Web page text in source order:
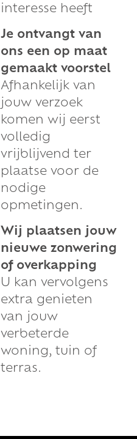
interesse heeft
Je ontvangt van
ons een op maat
gemaakt voorstel
Afhankelijk van
jouw verzoek
komen wij eerst
volledig
vrijblijvend ter
plaatse voor de
nodige
opmetingen.
Wij plaatsen jouw
nieuwe zonwering
of overkapping
U kan vervolgens
extra genieten
van jouw
verbeterde
woning, tuin of
terras.